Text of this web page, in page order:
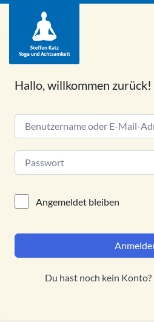
Hallo, willkommen zurück!
Alternative:
Angemeldet bleiben
Du hast noch kein Konto?